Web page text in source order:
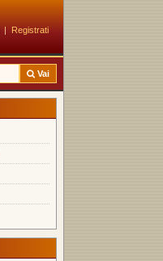
| Registrati
Vai